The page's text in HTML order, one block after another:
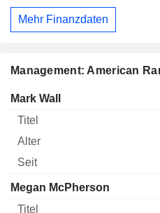
Management: American
Manager
Mark Wall
Megan McPherson
Mehr Finanzdaten